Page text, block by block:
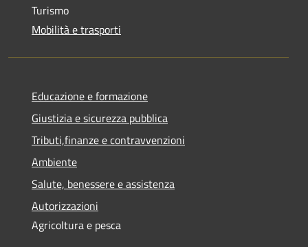
Turismo
Mobilità e trasporti
Educazione e formazione
Giustizia e sicurezza pubblica
Tributi,finanze e contravvenzioni
Ambiente
Salute, benessere e assistenza
Autorizzazioni
Agricoltura e pesca